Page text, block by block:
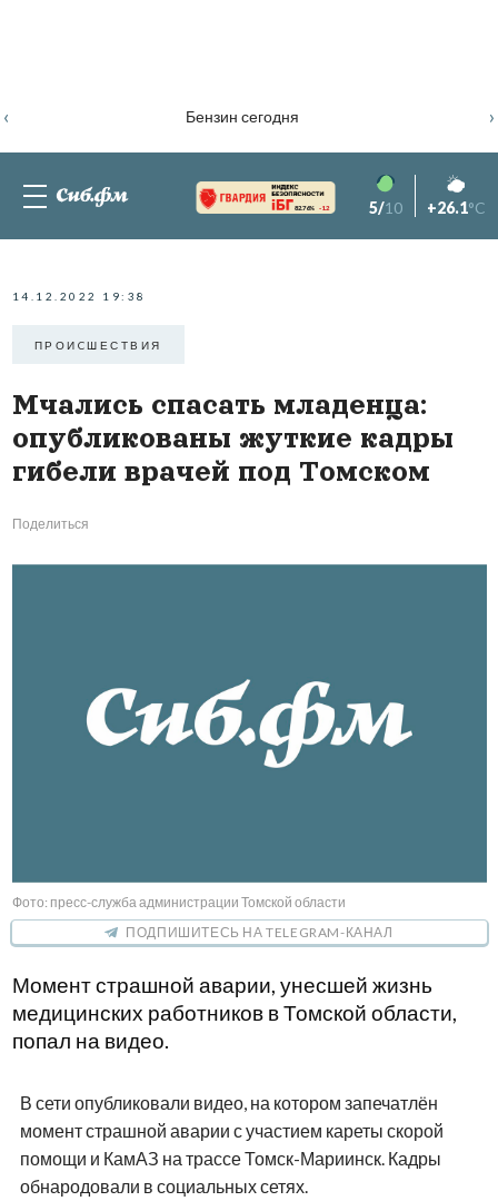
Бензин сегодня
‹ ›
82.76% -1.2 5/10 +26.1°C
14.12.2022 19:38
ПРОИCШЕСТВИЯ
Мчались спасать младенца:
опубликованы жуткие кадры
гибели врачей под Томском
Поделиться
Фото: пресс-служба администрации Томской области
ПОДПИШИТЕСЬ НА TELEGRAM-КАНАЛ
Момент страшной аварии, унесшей жизнь
медицинских работников в Томской области,
попал на видео.
В сети опубликовали видео, на котором запечатлён
момент страшной аварии с участием кареты скорой
помощи и КамАЗ на трассе Томск-Мариинск. Кадры
обнародовали в социальных сетях.